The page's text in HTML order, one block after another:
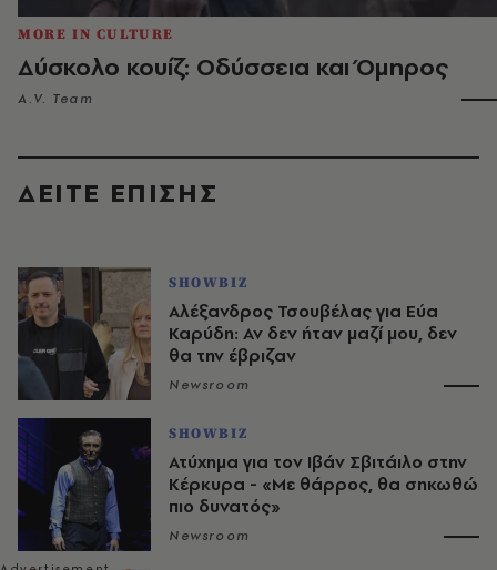
MORE IN CULTURE
Δύσκολο κουίζ: Οδύσσεια και Όμηρος
A.V. Team
ΔΕΙΤΕ ΕΠΙΣΗΣ
SHOWBIZ
Αλέξανδρος Τσουβέλας για Εύα
Καρύδη: Αν δεν ήταν μαζί μου, δεν
θα την έβριζαν
Newsroom
SHOWBIZ
Ατύχημα για τον Ιβάν Σβιτάιλο στην
Κέρκυρα - «Με θάρρος, θα σηκωθώ
πιο δυνατός»​​​​​​​​​​​​​​​​​​​​​​​​​​​​​​​​​​​​​​​​​
Newsroom